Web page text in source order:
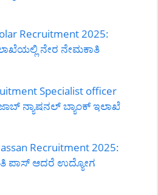
Recruitment 2025:
ನೇರ ನೇಮಕಾತಿ
Specialist officer
ನ್ಯಾಷನಲ್ ಬ್ಯಾಂಕ್ ಇಲಾಖೆ
Recruitment 2025:
ಪಾಸ್ ಆದರೆ ಉದ್ಯೋಗ